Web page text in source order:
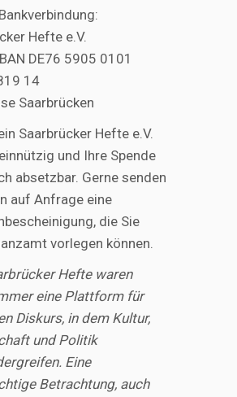
Hefte e.V.
DE76 5905 0101
14
Saarbrücken
Saarbrücker Hefte e.V.
und Ihre Spende
absetzbar. Gerne senden
auf Anfrage eine
die Sie
vorlegen können.
Hefte waren
eine Plattform für
Diskurs, in dem Kultur,
und Politik
Eine
Betrachtung, auch